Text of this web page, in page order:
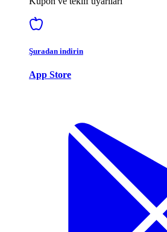
Şuradan indirin
App Store